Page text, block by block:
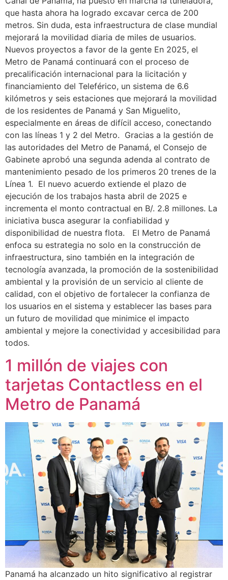
que hasta ahora ha logrado excavar cerca de 200
metros. Sin duda, esta infraestructura de clase mundial
mejorará la movilidad diaria de miles de usuarios.
Nuevos proyectos a favor de la gente En 2025, el
Metro de Panamá continuará con el proceso de
precalificación internacional para la licitación y
financiamiento del Teleférico, un sistema de 6.6
kilómetros y seis estaciones que mejorará la movilidad
de los residentes de Panamá y San Miguelito,
especialmente en áreas de difícil acceso, conectando
con las líneas 1 y 2 del Metro. Gracias a la gestión de
las autoridades del Metro de Panamá, el Consejo de
Gabinete aprobó una segunda adenda al contrato de
mantenimiento pesado de los primeros 20 trenes de la
Línea 1. El nuevo acuerdo extiende el plazo de
ejecución de los trabajos hasta abril de 2025 e
incrementa el monto contractual en B/. 2.8 millones. La
iniciativa busca asegurar la confiabilidad y
disponibilidad de nuestra flota. El Metro de Panamá
enfoca su estrategia no solo en la construcción de
infraestructura, sino también en la integración de
tecnología avanzada, la promoción de la sostenibilidad
ambiental y la provisión de un servicio al cliente de
calidad, con el objetivo de fortalecer la confianza de
los usuarios en el sistema y establecer las bases para
un futuro de movilidad que minimice el impacto
ambiental y mejore la conectividad y accesibilidad para
todos.
1 millón de viajes con
tarjetas Contactless en el
Metro de Panamá
Panamá ha alcanzado un hito significativo al registrar